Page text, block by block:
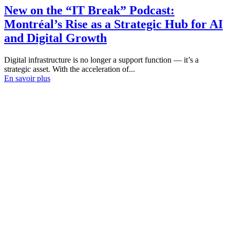
New on the “IT Break” Podcast:
Montréal’s Rise as a Strategic Hub for AI
and Digital Growth
Digital infrastructure is no longer a support function — it’s a
strategic asset. With the acceleration of...
En savoir plus